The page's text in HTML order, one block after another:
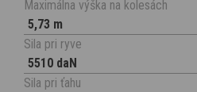
Maximálna výška na kolesách
5,73 m
Sila pri ryve
5510 daN
Sila pri ťahu